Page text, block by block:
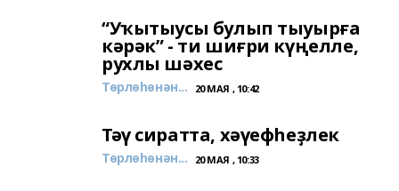
“Уҡытыусы булып тыуырға
кәрәк” - ти шиғри күңелле,
рухлы шәхес
Төрлөһөнән... 20 МАЯ , 10:42
Тәү сиратта, хәүефһеҙлек
Төрлөһөнән... 20 МАЯ , 10:33